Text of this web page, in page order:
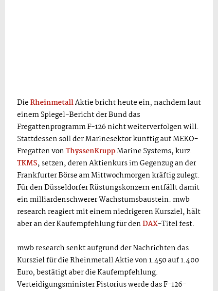
DieRheinmetallAktie bricht heute ein, nachdem laut
einem Spiegel-Bericht der Bund das
Fregattenprogramm F-126 nicht weiterverfolgen will.
Stattdessen soll der Marinesektor künftig auf MEKO-
Fregatten vonThyssenKruppMarine Systems, kurz
TKMS, setzen, deren Aktienkurs im Gegenzug an der
Frankfurter Börse am Mittwochmorgen kräftig zulegt.
Für den Düsseldorfer Rüstungskonzern entfällt damit
ein milliardenschwerer Wachstumsbaustein. mwb
research reagiert mit einem niedrigeren Kursziel, hält
aber an der Kaufempfehlung für denDAX-Titel fest.
mwb research senkt aufgrund der Nachrichten das
Kursziel für die Rheinmetall Aktie von 1.450 auf 1.400
Euro, bestätigt aber die Kaufempfehlung.
Verteidigungsminister Pistorius werde das F-126-